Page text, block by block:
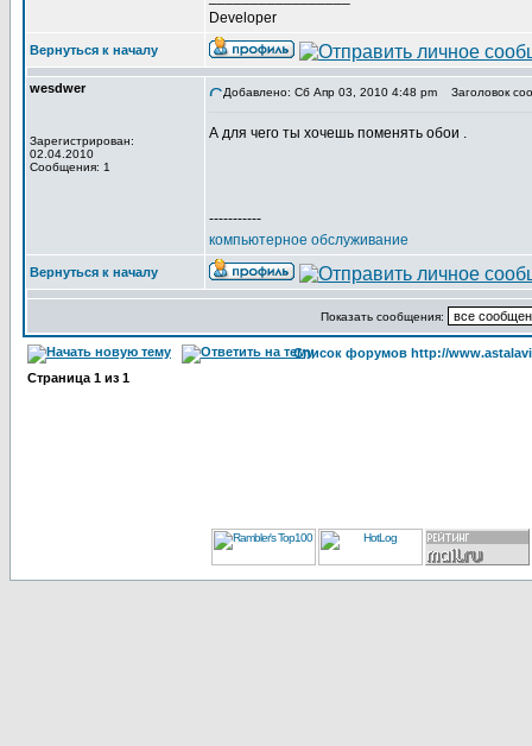
Developer
Вернуться к началу
wesdwer
Зарегистрирован:
02.04.2010
Сообщения: 1
Добавлено: Сб Апр 03, 2010 4:48 pm Заголовок
А для чего ты хочешь поменять обои .
-----------
компьютерное обслуживание
Вернуться к началу
Показать сообщения:
Список форумов http://
Страница 1 из 1